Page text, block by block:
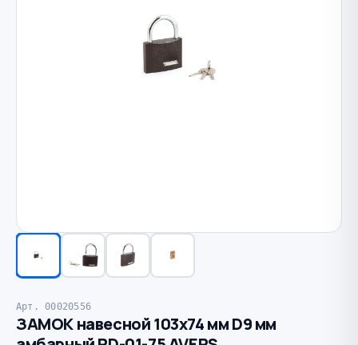
Арт. 00020556
ЗАМОК навесной 103х74 мм D9 мм